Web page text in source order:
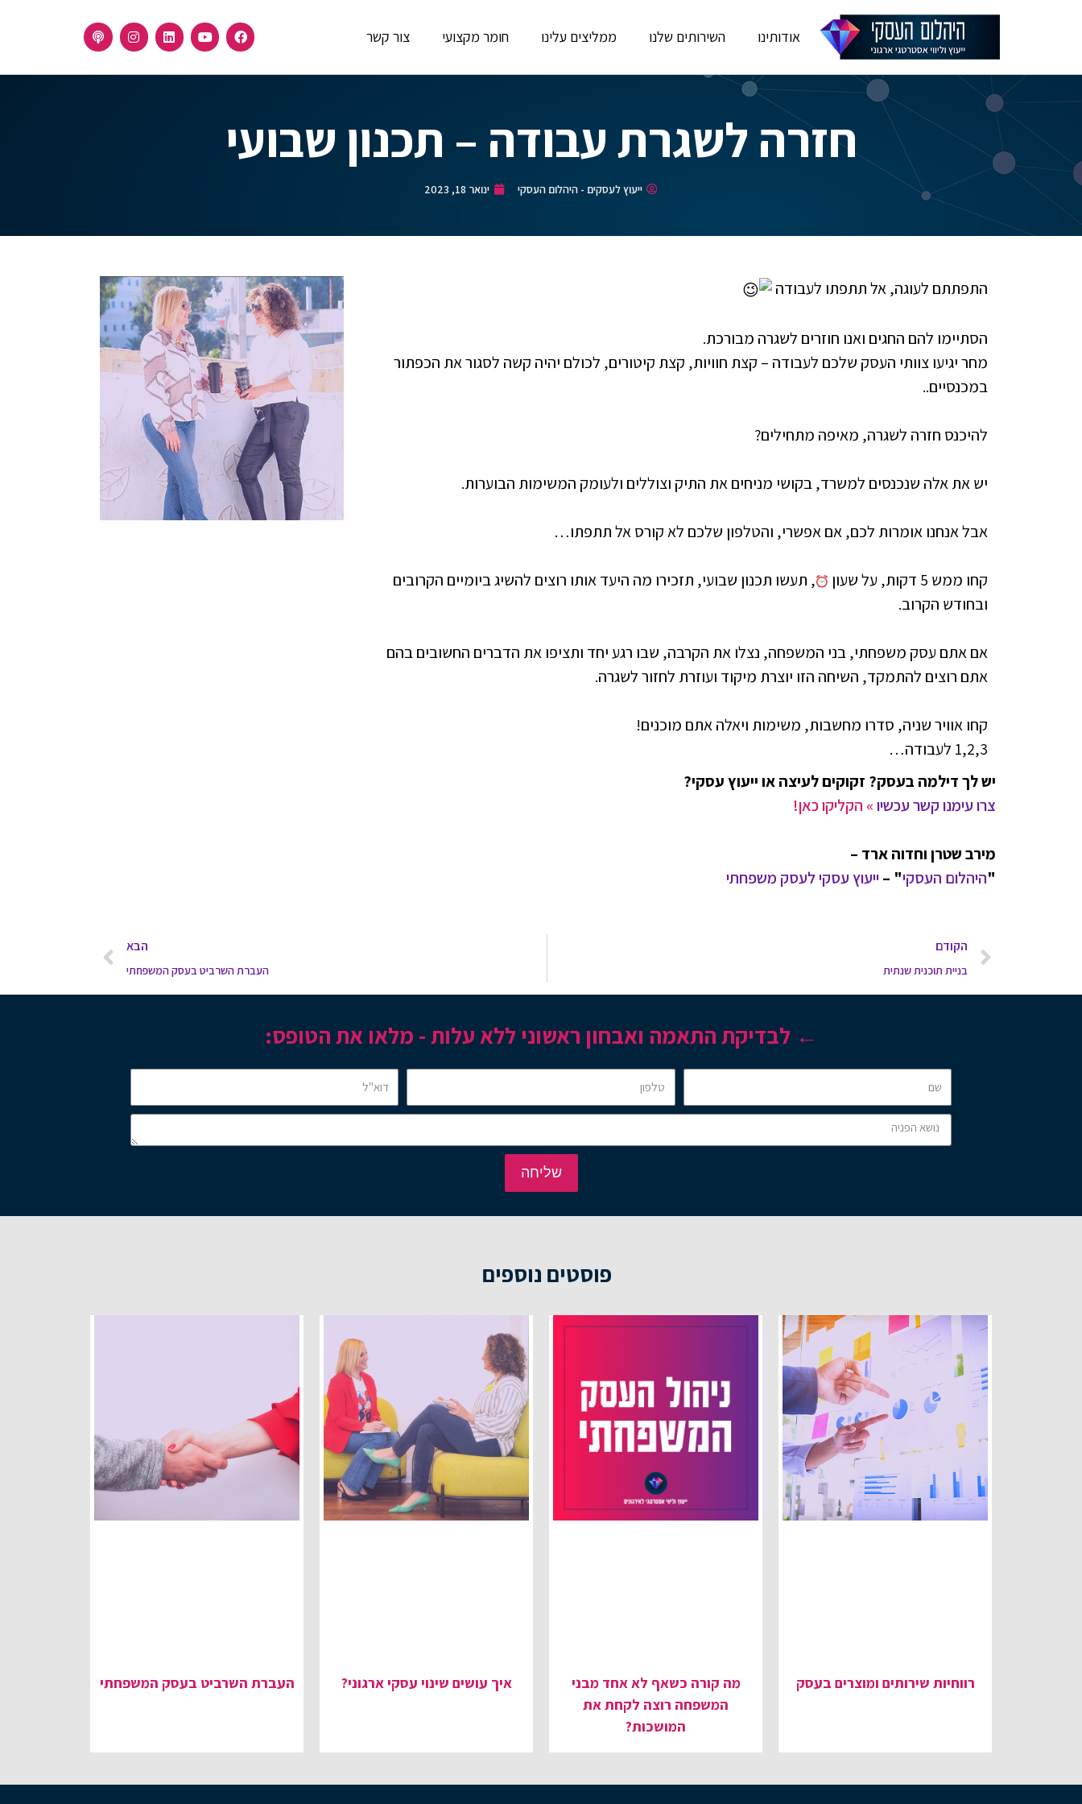
אודותינו השירותים שלנו ממליצים עלינו חומר מקצועי צור קשר
חזרה לשגרת עבודה – תכנון שבועי
ייעוץ לעסקים - היהלום העסקי ינואר 18, 2023
התפתתם לעוגה, אל תתפתו לעבודה
הסתיימו להם החגים ואנו חוזרים לשגרה מבורכת.
מחר יגיעו צוותי העסק שלכם לעבודה – קצת חוויות, קצת קיטורים, לכולם יהיה קשה לסגור את הכפתור
במכנסיים..
להיכנס חזרה לשגרה, מאיפה מתחילים?
יש את אלה שנכנסים למשרד, בקושי מניחים את התיק וצוללים ולעומק המשימות הבוערות.
אבל אנחנו אומרות לכם, אם אפשרי, והטלפון שלכם לא קורס אל תתפתו…
קחו ממש 5 דקות, על שעון
, תעשו תכנון שבועי, תזכירו מה היעד אותו רוצים להשיג ביומיים הקרובים
ובחודש הקרוב.
אם אתם עסק משפחתי, בני המשפחה, נצלו את הקרבה, שבו רגע יחד ותציפו את הדברים החשובים בהם
אתם רוצים להתמקד, השיחה הזו יוצרת מיקוד ועוזרת לחזור לשגרה.
קחו אוויר שניה, סדרו מחשבות, משימות ויאלה אתם מוכנים!
1,2,3 לעבודה…
יש לך דילמה בעסק? זקוקים לעיצה או ייעוץ עסקי?
צרו עימנו קשר עכשיו» הקליקו כאן!
מירב שטרן וחדוה ארד –
"היהלום העסקי" –ייעוץ עסקי לעסק משפחתי
הקודם
בניית תוכנית שנתית
הבא
העברת השרביט בעסק המשפחתי
← לבדיקת התאמה ואבחון ראשוני ללא עלות - מלאו את הטופס:
שליחה
פוסטים נוספים
רווחיות שירותים ומוצרים בעסק
מה קורה כשאף לא אחד מבני
המשפחה רוצה לקחת את
המושכות?
איך עושים שינוי עסקי ארגוני? העברת השרביט בעסק המשפחתי